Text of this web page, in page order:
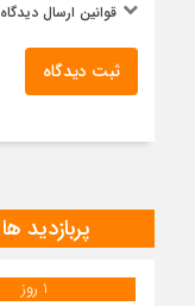
قوانین ارسال دیدگاه
ثبت دیدگاه
پربازدید ها
1 روز